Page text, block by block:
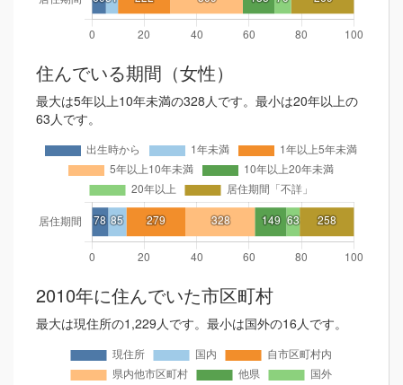
住んでいる期間（女性）
最大は5年以上10年未満の328人です。最小は20年以上の
63人です。
2010年に住んでいた市区町村
最大は現住所の1,229人です。最小は国外の16人です。